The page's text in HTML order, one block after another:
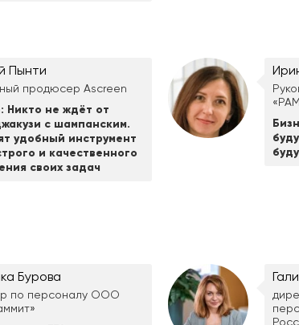
Пынти
продюсер Ascreen
Никто не ждёт от
с шампанским.
удобный инструмент
и качественного
своих задач
Бурова
по персоналу ООО